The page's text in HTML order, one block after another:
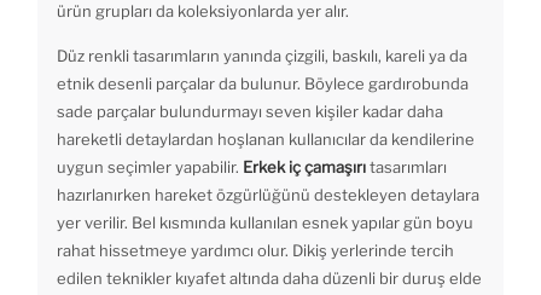
ürün grupları da koleksiyonlarda yer alır.
Düz renkli tasarımların yanında çizgili, baskılı, kareli ya da
etnik desenli parçalar da bulunur. Böylece gardırobunda
sade parçalar bulundurmayı seven kişiler kadar daha
hareketli detaylardan hoşlanan kullanıcılar da kendilerine
uygun seçimler yapabilir. Erkek iç çamaşırıtasarımları
hazırlanırken hareket özgürlüğünü destekleyen detaylara
yer verilir. Bel kısmında kullanılan esnek yapılar gün boyu
rahat hissetmeye yardımcı olur. Dikiş yerlerinde tercih
edilen teknikler kıyafet altında daha düzenli bir duruş elde